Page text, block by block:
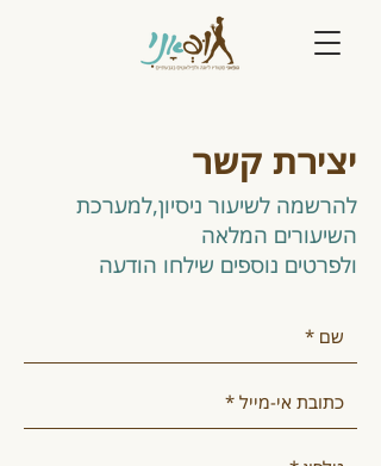
יצירת קשר
להרשמה לשיעור ניסיון,למערכת
השיעורים המלאה
ולפרטים נוספים שילחו הודעה